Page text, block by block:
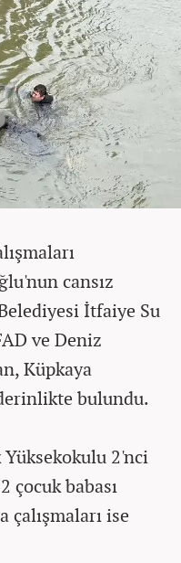
cansız
İtfaiye Su
ve Deniz
Küpkaya
bulundu.
2'nci
çocuk babası
çalışmaları ise